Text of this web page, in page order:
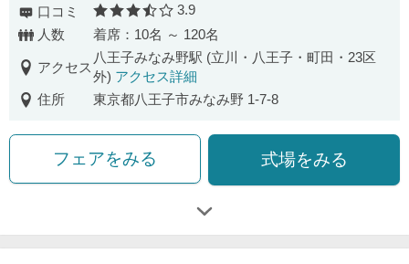
口コミ 口コミ評価
3.9
人数
着席：10名 ～ 120名
アクセス
八王子みなみ野駅 (立川・八王子・町田・23区
外) アクセス詳細
住所
東京都八王子市みなみ野 1-7-8
フェアをみる 式場をみる